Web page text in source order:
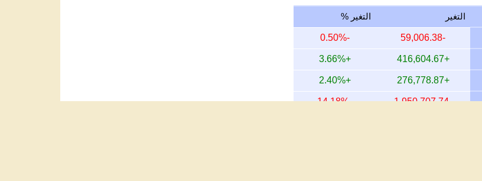
11,250,754,971.74
131,229,645.86
11,250,754,971.74
131,229,645.86
التغير التغير %
-59,006.38
-0.50%
+416,604.67
+3.66%
+276,778.87
+2.40%
-1,950,707.74
-14.18%